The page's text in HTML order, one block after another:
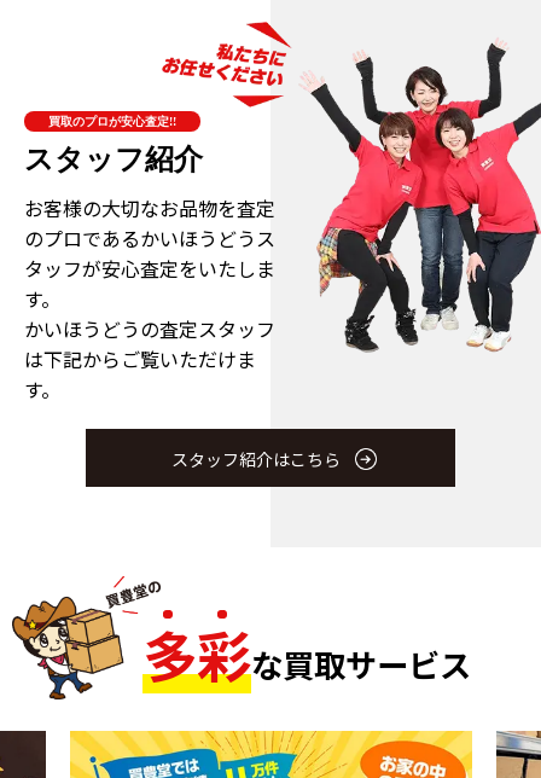
買取のプロが安心査定!!
スタッフ紹介
お客様の大切なお品物を査定
のプロであるかいほうどうス
タッフが安心査定をいたしま
す。
かいほうどうの査定スタッフ
は下記からご覧いただけま
す。
スタッフ紹介はこちら
多彩な買取サービス